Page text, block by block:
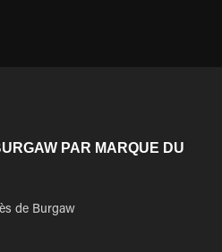
PAR MARQUE DU
de Burgaw